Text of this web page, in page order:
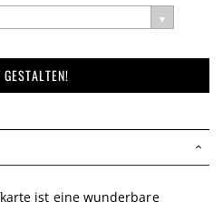
GESTALTEN!
ist eine wunderbare